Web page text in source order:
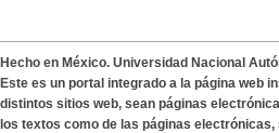
Hecho en México. Universidad Nacional
Este es un portal integrado a la página web
distintos sitios web, sean páginas
los textos como de las páginas